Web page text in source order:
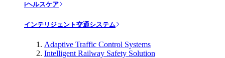
iヘルスケア
インテリジェント交通システム
Adaptive Traffic Control Systems
Intelligent Railway Safety Solution